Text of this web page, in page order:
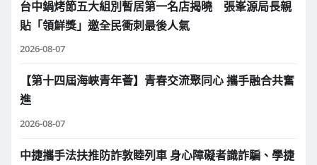
台中鍋烤節五大組別暫居第一名店揭曉 張峯源局長親
貼「領鮮獎」邀全民衝刺最後人氣
2026-08-07
【第十四屆海峽青年薈】青春交流聚同心 攜手融合共奮
進
2026-08-07
中捷攜手法扶推防詐敦睦列車 身心障礙者識詐騙、學捷